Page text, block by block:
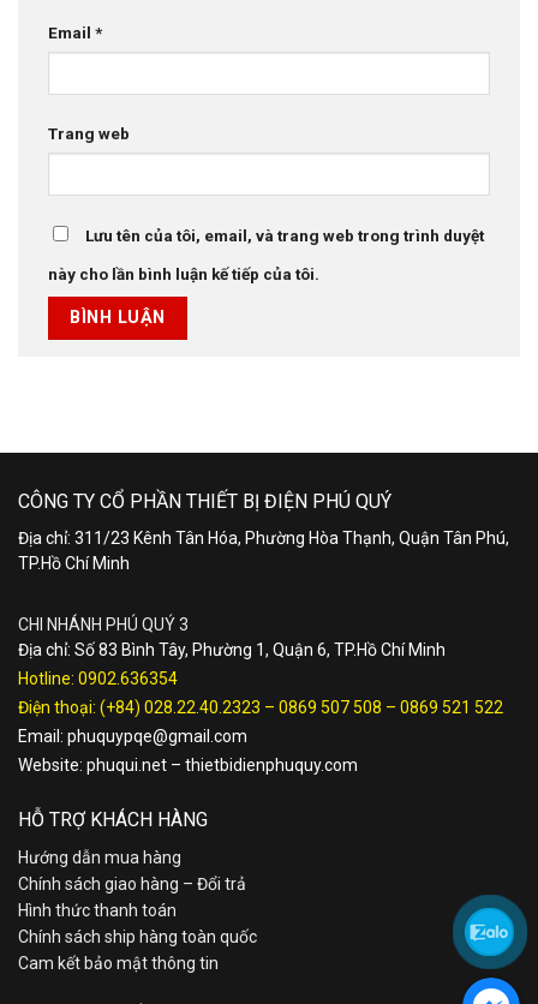
Email *
Trang web
Lưu tên của tôi, email, và trang web trong trình duyệt
này cho lần bình luận kế tiếp của tôi.
CÔNG TY CỔ PHẦN THIẾT BỊ ĐIỆN PHÚ QUÝ
Địa chỉ: 311/23 Kênh Tân Hóa, Phường Hòa Thạnh, Quận Tân Phú,
TP.Hồ Chí Minh
CHI NHÁNH PHÚ QUÝ 3
Địa chỉ: Số 83 Bình Tây, Phường 1, Quận 6, TP.Hồ Chí Minh
Hotline: 0902.636354
Điện thoại: (+84) 028.22.40.2323 – 0869 507 508 – 0869 521 522
Email: phuquypqe@gmail.com
Website: phuqui.net – thietbidienphuquy.com
HỖ TRỢ KHÁCH HÀNG
Hướng dẫn mua hàng
Chính sách giao hàng – Đổi trả
Hình thức thanh toán
Chính sách ship hàng toàn quốc
Cam kết bảo mật thông tin